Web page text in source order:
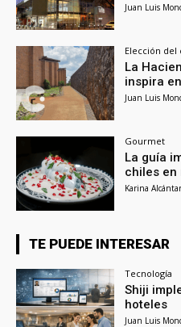
Juan Luis
Elección del
La
inspira
Juan Luis
Gourmet
La guía
chiles en
Karina
TE PUEDE INTERESAR
Tecnología
Shiji
hoteles
Juan Luis